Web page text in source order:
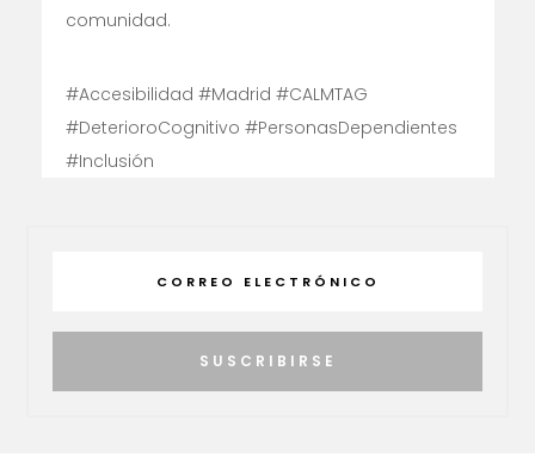
comunidad.
#Accesibilidad #Madrid #CALMTAG
#DeterioroCognitivo #PersonasDependientes
#Inclusión
SUSCRIBIRSE